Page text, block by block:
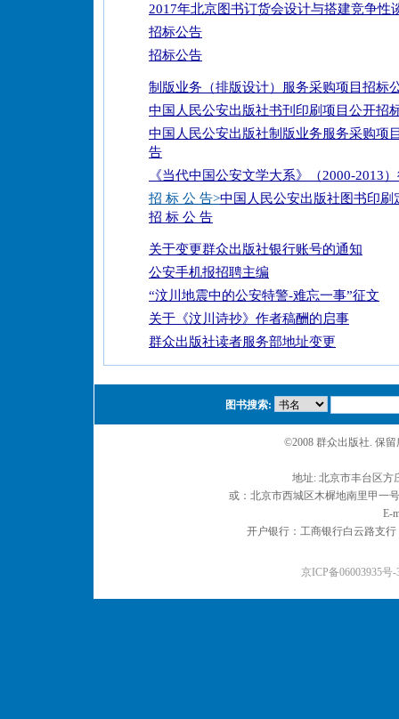
2017年北京图书订货会设计与搭建竞争性
招标公告
招标公告
制版业务（排版设计）服务采购项目招标
中国人民公安出版社书刊印刷项目公开招
中国人民公安出版社制版业务服务采购项
告
《当代中国公安文学大系》（2000-2013
招 标 公 告>中国人民公安出版社图书印刷
招 标 公 告
关于变更群众出版社银行账号的通知
公安手机报招聘主编
“汶川地震中的公安特警-难忘一事”征文
关于《汶川诗抄》作者稿酬的启事
群众出版社读者服务部地址变更
图书搜索:
©2008 群众出版社. 保
地址: 北京市丰台区
或：北京市西城区木樨地南里甲一
E-
开户银行：工商银行白云路支
京ICP备06003935号-